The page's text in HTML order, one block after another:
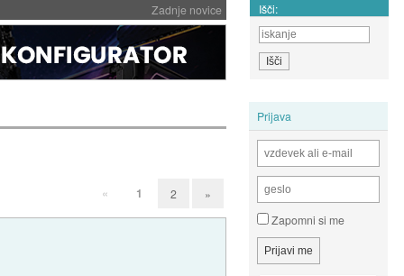
Zadnje novice Išči:
Prijava
Zapomni si me
« 1 2 »